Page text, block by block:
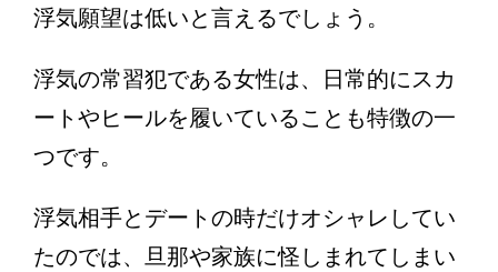
浮気願望は低いと言えるでしょう。
浮気の常習犯である女性は、日常的にスカ
ートやヒールを履いていることも特徴の一
つです。
浮気相手とデートの時だけオシャレしてい
たのでは、旦那や家族に怪しまれてしまい